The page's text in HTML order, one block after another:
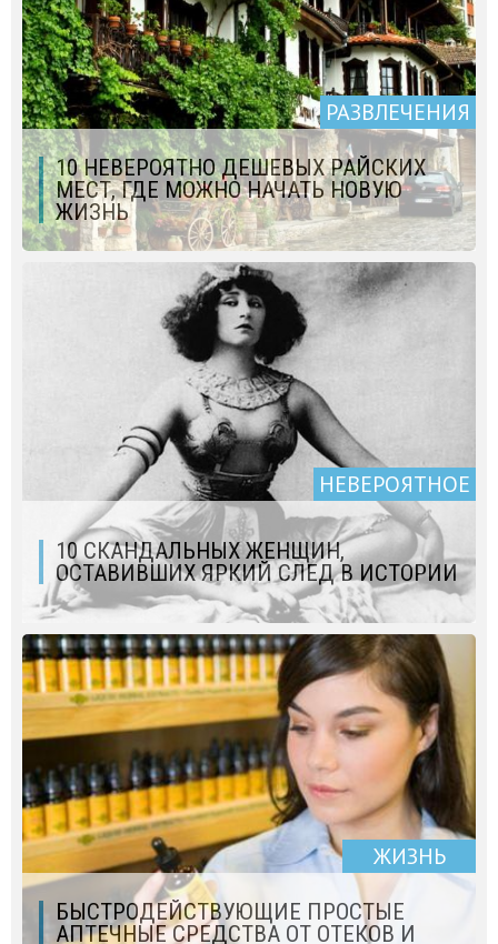
РАЗВЛЕЧЕНИЯ
10 НЕВЕРОЯТНО ДЕШЕВЫХ РАЙСКИХ
МЕСТ, ГДЕ МОЖНО НАЧАТЬ НОВУЮ
ЖИЗНЬ
НЕВЕРОЯТНОЕ
10 СКАНДАЛЬНЫХ ЖЕНЩИН,
ОСТАВИВШИХ ЯРКИЙ СЛЕД В ИСТОРИИ
ЖИЗНЬ
БЫСТРОДЕЙСТВУЮЩИЕ ПРОСТЫЕ
АПТЕЧНЫЕ СРЕДСТВА ОТ ОТЕКОВ И